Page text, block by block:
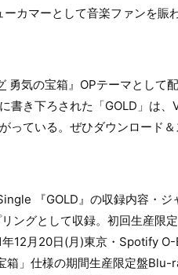
カマーとして音楽ファンを賑
勇気の宝箱』OPテーマとして
書き下ろされた「GOLD」は、
っている。ぜひダウンロード
『GOLD』の収録内容・ジ
ングとして収録。初回生産限
12月20日(月)東京・Spotify
」仕様の期間生産限定盤Blu-